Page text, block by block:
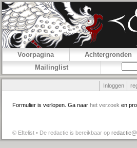
Voorpagina Achtergronden
Mailinglist
Inloggen
Formulier is verlopen. Ga naar het verzoek en
© Eftelist • De redactie is bereikbaar op